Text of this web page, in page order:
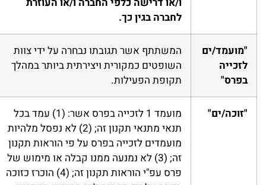
לחברה בגין כך.
"מועמד/ים
לזכייה
בפרס"
המשתתף אשר תגובתו נבחרה על ידי צוות
השופטים כמקורית ויצירתית ביותר במהלך
תקופת הפעילות.
"זוכה/ים"
מועמד 1 לזכייה בפרס אשר: (1) עמד בכל
תנאי מתנאי תקנון זה; (2) לא נפסל מלהיות
מועמדים לזכייה בפרס על פי הוראות תקנון
זה; (3) לא נמנעה ממנו קבלה או מימוש של
פרס עפ"י הוראות תקנון זה; (4) הוכרז כזוכה